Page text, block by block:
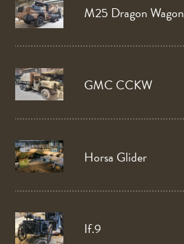
M25 Dragon Wagon
GMC CCKW
Horsa Glider
If.9